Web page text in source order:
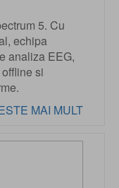
5. Cu
echipa
analiza EEG,
si
MAI MULT